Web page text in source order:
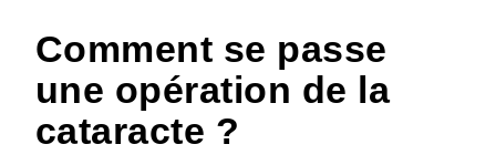
HTML
Comment se passe
une opération de la
cataracte ?